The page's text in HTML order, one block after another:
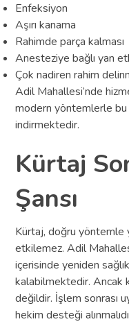
Enfeksiyon
Aşırı kanama
Rahimde parça kalması
Anesteziye bağlı yan
Çok nadiren rahim
Adil Mahallesi’nde
modern yöntemlerle
indirmektedir.
Kürtaj
Şansı
Kürtaj, doğru yöntemle
etkilemez. Adil
içerisinde yeniden
kalabilmektedir. Ancak
değildir. İşlem sonrası
hekim desteği